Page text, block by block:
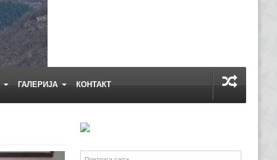
ГАЛЕРИЈА КОНТАКТ